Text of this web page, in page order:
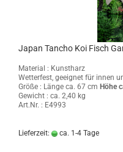
Japan Tancho Koi Fisch
Material : Kunstharz
Wetterfest, geeignet für innen
Größe : Länge ca. 67 cm Höhe
Gewicht : ca. 2,40 kg
Art.Nr. : E4993
Lieferzeit: ca. 1-4 Tage